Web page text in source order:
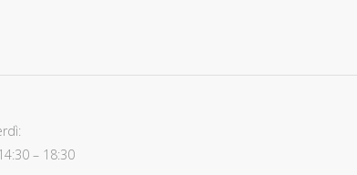
– 18:30